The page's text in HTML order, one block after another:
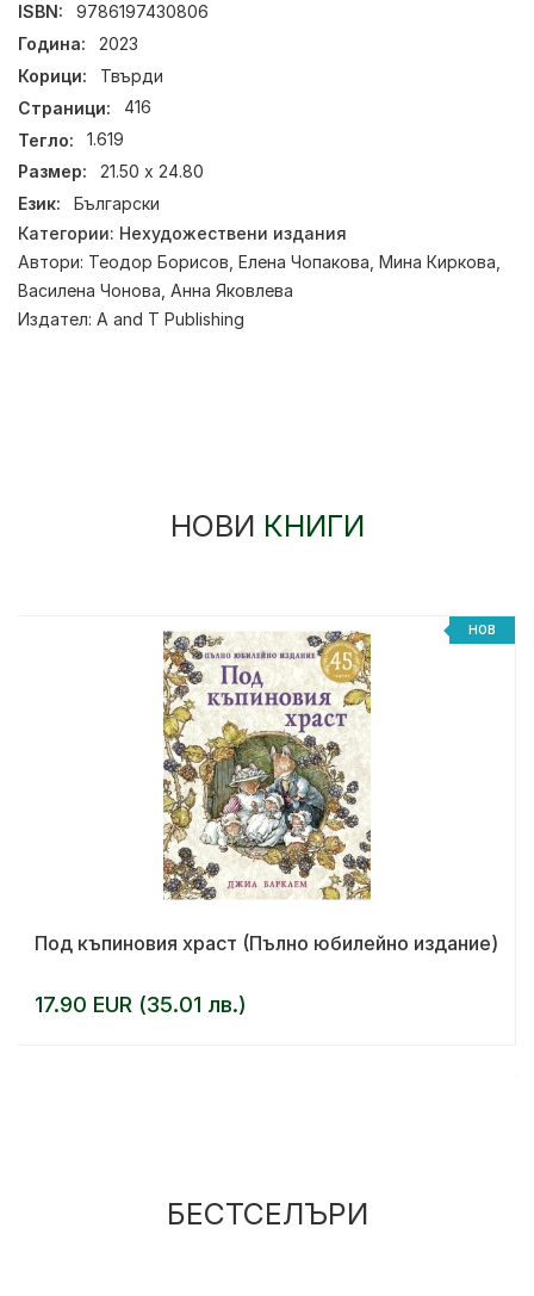
ISBN:
9786197430806
Година:
2023
Корици:
Твърди
Страници:
416
Тегло:
1.619
Размер:
21.50 х 24.80
Език:
Български
Категории: Нехудожествени издания
Автори: Теодор Борисов, Елена Чопакова, Мина Киркова,
Василена Чонова, Анна Яковлева
Издател: A and T Publishing
НОВИ КНИГИ
НОВ
Под къпиновия храст (Пълно юбилейно издание)
17.90 EUR (35.01 лв.)
БЕСТСЕЛЪРИ